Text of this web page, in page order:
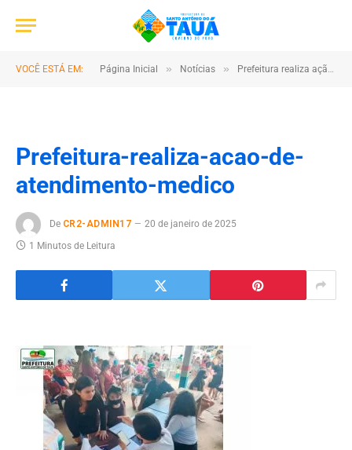
VOCÊ ESTÁ EM: Página Inicial » Notícias » Prefeitura realiza ação de atendimento médico
Prefeitura-realiza-acao-de-
atendimento-medico
De CR2-ADMIN17
20 de janeiro de 2025
1 Minutos de Leitura